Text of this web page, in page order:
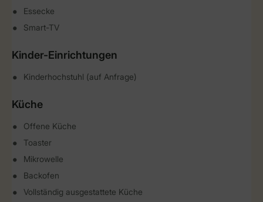
Essecke
Smart-TV
Kinder-Einrichtungen
Kinderhochstuhl (auf Anfrage)
Küche
Offene Küche
Toaster
Mikrowelle
Backofen
Vollständig ausgestattete Küche